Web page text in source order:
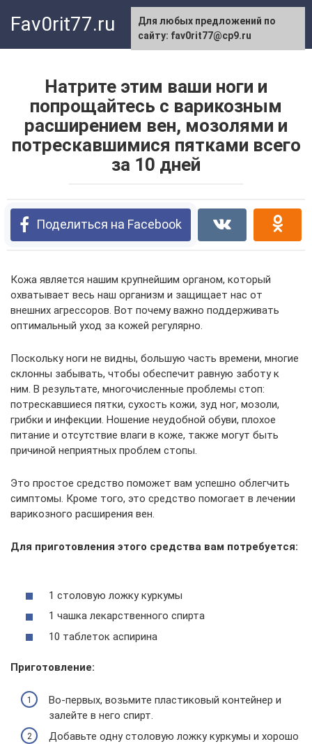
Fav0rit77.ru
Натрите этим ваши ноги и
попрощайтесь с варикозным
расширением вен, мозолями и
потрескавшимися пятками всего
за 10 дней
Поделиться на Facebook
Кожа является нашим крупнейшим органом, который
охватывает весь наш организм и защищает нас от
внешних агрессоров. Вот почему важно поддерживать
оптимальный уход за кожей регулярно.
Поскольку ноги не видны, большую часть времени, многие
склонны забывать, чтобы обеспечит равную заботу к
ним. В результате, многочисленные проблемы стоп:
потрескавшиеся пятки, сухость кожи, зуд ног, мозоли,
грибки и инфекции. Ношение неудобной обуви, плохое
питание и отсутствие влаги в коже, также могут быть
причиной неприятных проблем стопы.
Это простое средство поможет вам успешно облегчить
симптомы. Кроме того, это средство помогает в лечении
варикозного расширения вен.
Для приготовления этого средства вам потребуется:
1 столовую ложку куркумы
1 чашка лекарственного спирта
10 таблеток аспирина
Приготовление:
Во-первых, возьмите пластиковый контейнер и
залейте в него спирт.
Добавьте одну столовую ложку куркумы и хорошо
Для любых предложений по
сайту: fav0rit77@cp9.ru